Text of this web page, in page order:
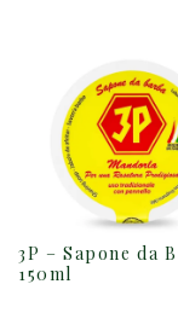
3P – Sapone da
150ml